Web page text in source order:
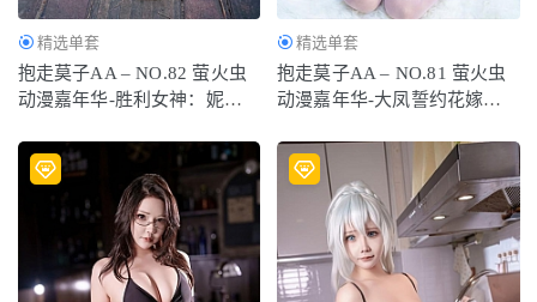
精选单套
抱走莫子AA – NO.82 萤火虫
动漫嘉年华-胜利女神：妮姬
精选单套
抱走莫子AA – NO.81 萤火虫
动漫嘉年华-大凤誓约花嫁